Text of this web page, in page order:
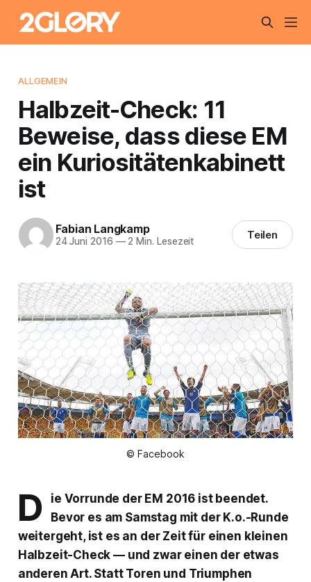
ALLGEMEIN
Halbzeit-Check: 11
Beweise, dass diese EM
ein Kuriositätenkabinett
ist
Fabian Langkamp
24 Juni 2016 —2 Min. Lesezeit Teilen
© Facebook
D
ie Vorrunde der EM 2016 ist beendet.
Bevor es am Samstag mit der K.o.-Runde
weitergeht, ist es an der Zeit für einen kleinen
Halbzeit-Check — und zwar einen der etwas
anderen Art. Statt Toren und Triumphen